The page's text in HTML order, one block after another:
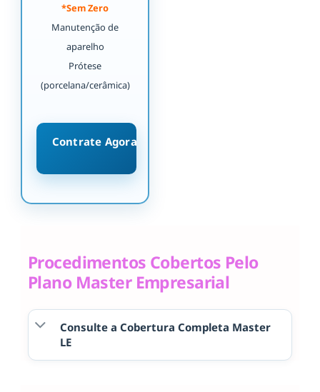
*Sem Zero
Manutenção de
aparelho
Prótese
(porcelana/cerâmica)
Contrate Agora
Procedimentos Cobertos Pelo
Plano Master Empresarial
Consulte a Cobertura Completa Master
LE